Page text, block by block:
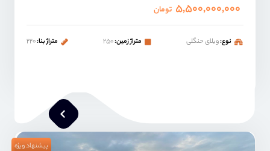
۵,۵۰۰,۰۰۰,۰۰۰ تومان
نوع:ویلای حنگلی متراژ زمین:۲۵۰ متراژ بنا:۲۲۰
پیشنهاد ویژه